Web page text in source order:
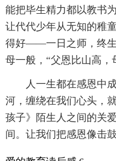
能把毕生精力都以教书
让代代少年从无知的稚
得好——一日之师，终
母一般，“父恩比山高，
人一生都在感恩中
河，缠绕在我们心头，
孩子》陌生人之间的关
间。让我们把感恩像击